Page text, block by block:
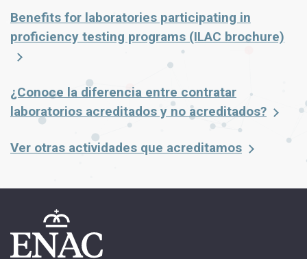
Benefits for laboratories participating in
proficiency testing programs (ILAC brochure)
¿Conoce la diferencia entre contratar
laboratorios acreditados y no acreditados?
Ver otras actividades que acreditamos